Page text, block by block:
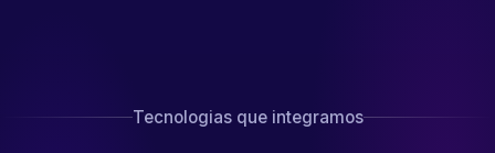
Tecnologias que integramos